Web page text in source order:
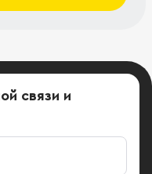
связи и